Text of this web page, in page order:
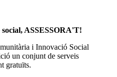
social, ASSESSORA'T!
i Innovació Social
un conjunt de serveis
gratuïts.